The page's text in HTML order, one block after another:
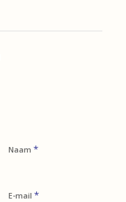
Naam *
E-mail *